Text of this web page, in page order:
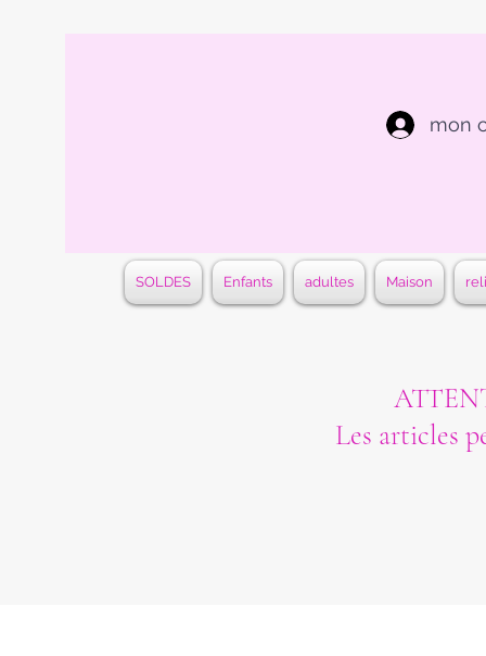
mon
SOLDES Enfants adultes Maison
Les articles